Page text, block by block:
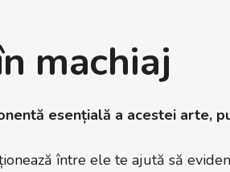
machiaj
esențială a acestei arte,
între ele te ajută să